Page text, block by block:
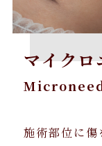
マイクロ
施術部位に